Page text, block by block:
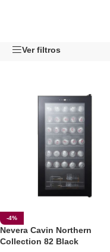
Ver filtros
-4%
Nevera Cavin Northern
Collection 82 Black